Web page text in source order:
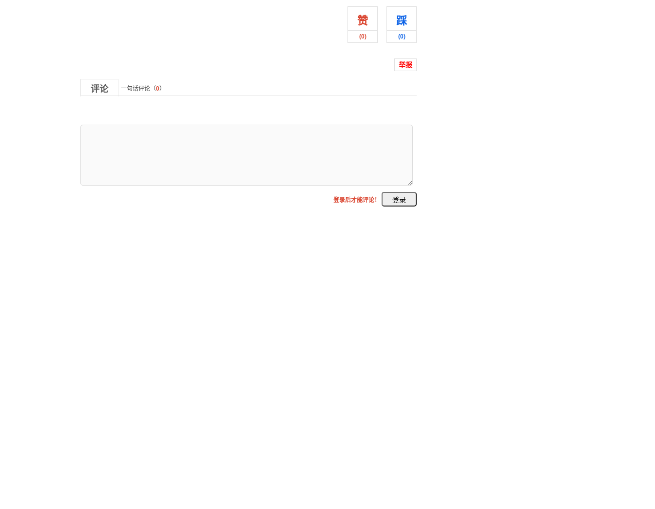
踩
(0)
赞
(0)
举报
评论 一句话评论（0）
登录后才能评论！